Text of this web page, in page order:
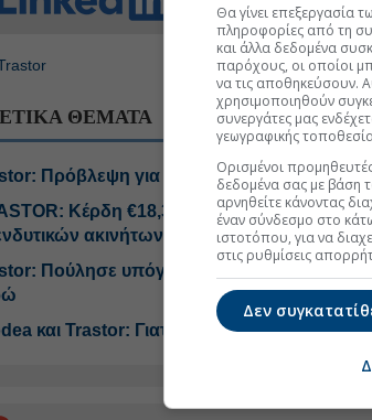
Ακολουθήστε τη
ΘΕΜΑΤΑ
Πρόβλεψη για κέρδη άνω των €30
Κέρδη €18,3 εκατ. από
ακινήτων
Πούλησε υπόγειο σταθμό parking στο
και Trastor: Γιατί μεγαλώνουν τα
Θα γίνει επεξεργασία
πληροφορίες από τη
και άλλα δεδομένα
παρόχους, οι οποίοι
να τις αποθηκεύσουν.
χρησιμοποιηθούν
συνεργάτες μας
γεωγραφικής
Ορισμένοι
δεδομένα σας με βάση
αρνηθείτε κάνοντας
έναν σύνδεσμο στο
ιστοτόπου, για να
στις ρυθμίσεις
Δεν